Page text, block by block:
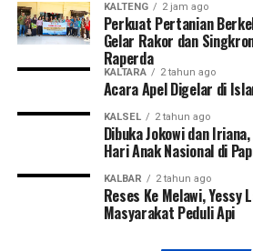
KALTENG 2 jam ago
Perkuat Pertanian
Gelar Rakor dan
Raperda
KALTARA 2 tahun ago
Acara Apel Digelar di
KALSEL 2 tahun ago
Dibuka Jokowi dan
Hari Anak Nasional di
KALBAR 2 tahun ago
Reses Ke Melawi, Yessy
Masyarakat Peduli Api